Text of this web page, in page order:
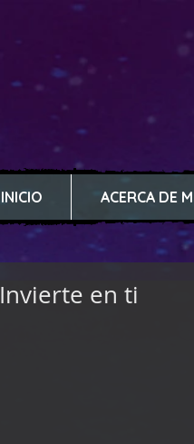
INICIO ACERCA DE
Invierte en ti